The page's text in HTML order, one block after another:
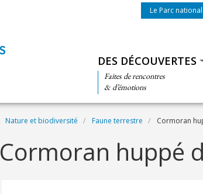
Menu du parc
Le Parc
DES DÉCOUVERTES
Faites de rencontres
& d’émotions
Nature et biodiversité Faune terrestre Cormoran
Cormoran huppé